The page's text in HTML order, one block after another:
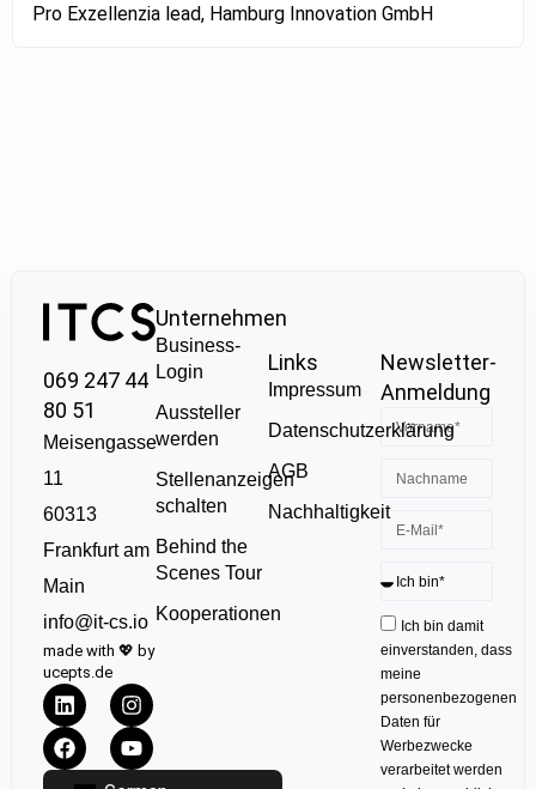
Pro Exzellenzia lead, Hamburg Innovation GmbH
069 247 44
80 51
Meisengasse
11
60313
Frankfurt am
Main
info@it-cs.io
made with 💖 by
ucepts.de
Unternehmen
Business-
Login
Aussteller
werden
Stellenanzeigen
schalten
Behind the
Scenes Tour
Kooperationen
Links
Impressum
Datenschutzerklärung
AGB
Nachhaltigkeit
Newsletter-
Anmeldung
Ich bin damit
einverstanden, dass
meine
personenbezogenen
Daten für
Werbezwecke
verarbeitet werden